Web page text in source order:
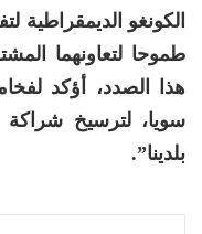
الكونغو الديمقراطية
طموحا لتعاونهما
هذا الصدد، أؤكد
سويا، لترسيخ شراكة
بلدينا”.